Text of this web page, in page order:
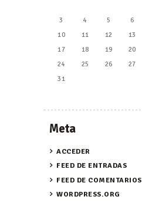
3
4 5 6
10
11 12 13
17
18 19 20
24
25 26 27
31
Meta
ACCEDER
FEED DE ENTRADAS
FEED DE COMENTARIOS
WORDPRESS.ORG